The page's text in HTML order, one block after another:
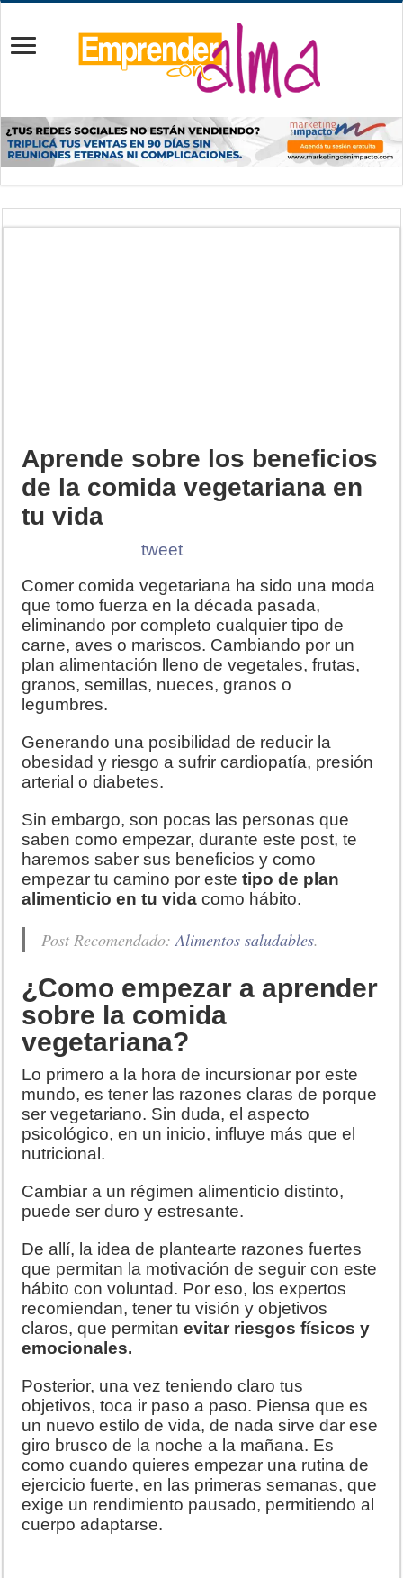
Aprende sobre los beneficios
de la comida vegetariana en
tu vida
tweet
Comer comida vegetariana ha sido una moda
que tomo fuerza en la década pasada,
eliminando por completo cualquier tipo de
carne, aves o mariscos. Cambiando por un
plan alimentación lleno de vegetales, frutas,
granos, semillas, nueces, granos o
legumbres.
Generando una posibilidad de reducir la
obesidad y riesgo a sufrir cardiopatía, presión
arterial o diabetes.
Sin embargo, son pocas las personas que
saben como empezar, durante este post, te
haremos saber sus beneficios y como
empezar tu camino por estetipo de plan
alimenticio en tu vida como hábito.
Post Recomendado:Alimentos saludables.
¿Como empezar a aprender
sobre la comida
vegetariana?
Lo primero a la hora de incursionar por este
mundo, es tener las razones claras de porque
ser vegetariano. Sin duda, el aspecto
psicológico, en un inicio, influye más que el
nutricional.
Cambiar a un régimen alimenticio distinto,
puede ser duro y estresante.
De allí, la idea de plantearte razones fuertes
que permitan la motivación de seguir con este
hábito con voluntad. Por eso, los expertos
recomiendan, tener tu visión y objetivos
claros, que permitanevitar riesgos físicos y
emocionales.
Posterior, una vez teniendo claro tus
objetivos, toca ir paso a paso. Piensa que es
un nuevo estilo de vida, de nada sirve dar ese
giro brusco de la noche a la mañana. Es
como cuando quieres empezar una rutina de
ejercicio fuerte, en las primeras semanas, que
exige un rendimiento pausado, permitiendo al
cuerpo adaptarse.